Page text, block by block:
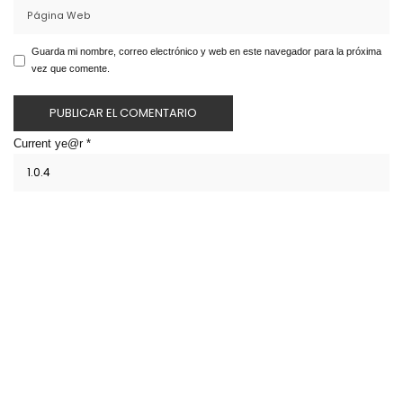
Guarda mi nombre, correo electrónico y web en este navegador para la próxima
vez que comente.
Current ye@r *